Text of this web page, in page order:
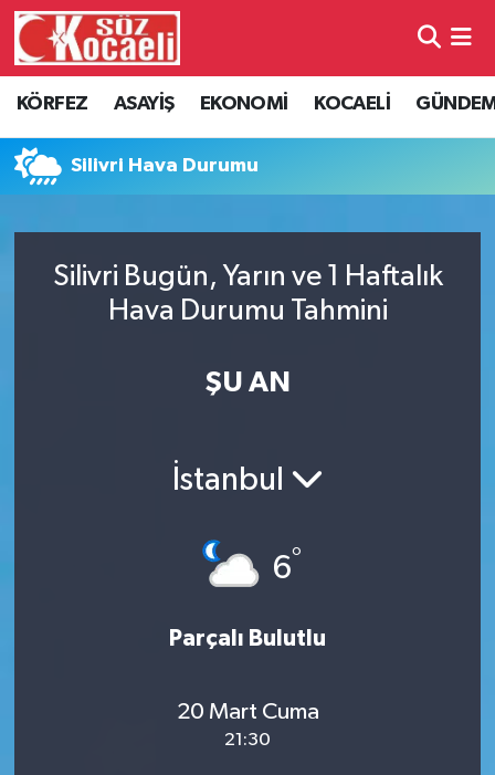
KÖRFEZ ASAYİŞ EKONOMİ KOCAELİ
Silivri Hava Durumu
Silivri Bugün, Yarın ve 1 Haftalık
Hava Durumu Tahmini
ŞU AN
İstanbul
6°
Parçalı Bulutlu
20 Mart Cuma
21:30
Kocaeli Hava Durumu
Kocaeli Namaz Vakitleri
Süper Lig Puan Durumu ve Fikstür